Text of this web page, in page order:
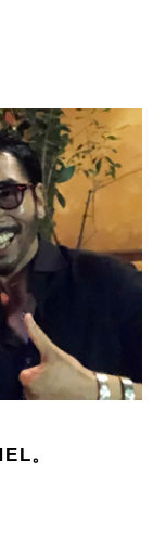
。